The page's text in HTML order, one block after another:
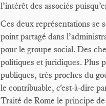
l’intérêt des associés
Ces deux représentations se
point partagé dans
pour le groupe social. Des
politiques et juridiques. Plus
publiques, très proches du
le contribuable, c'est-à-dire
Traité de Rome le principe